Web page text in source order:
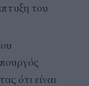
του
ότι είναι